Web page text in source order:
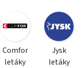
Comfor
letáky
Jysk
letáky